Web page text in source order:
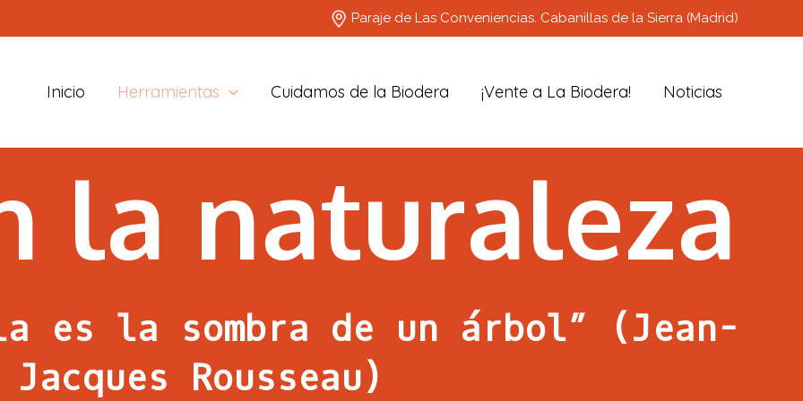
Paraje de Las Conveniencias. Cabanillas de la Sierra (Madrid)
Inicio Herramientas Cuidamos de la Biodera ¡Vente a La Biodera! Noticias
la naturaleza
es la sombra de un árbol” (Jean-
Jacques Rousseau)